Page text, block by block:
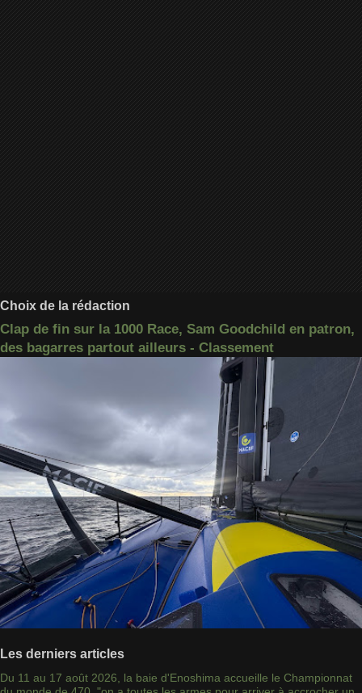
Choix de la rédaction
Clap de fin sur la 1000 Race, Sam Goodchild en patron,
des bagarres partout ailleurs - Classement
Les derniers articles
Du 11 au 17 août 2026, la baie d'Enoshima accueille le Championnat